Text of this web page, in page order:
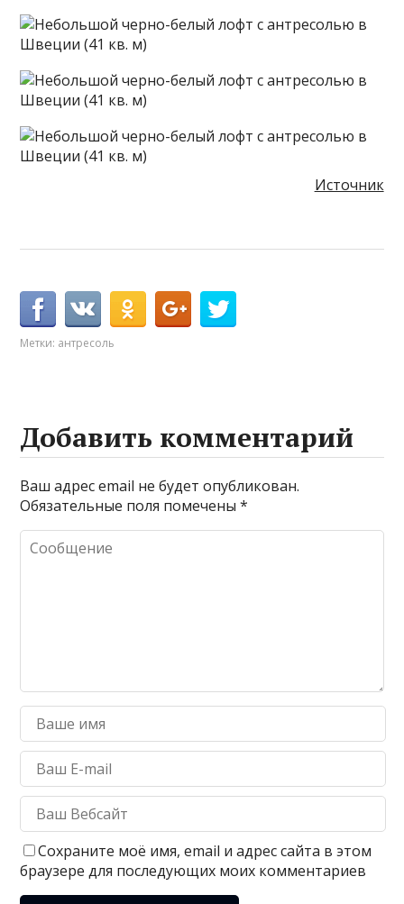
Источник
Метки: антресоль
Добавить комментарий
Ваш адрес email не будет опубликован.
Обязательные поля помечены*
Сохраните моё имя, email и адрес сайта в этом
браузере для последующих моих комментариев